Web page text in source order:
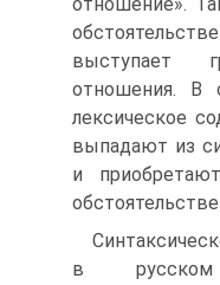
выступает
отношения. В
лексическое
выпадают из
и
в